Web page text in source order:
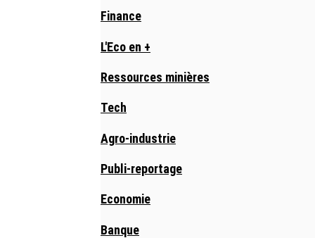
Finance
L'Eco en +
Ressources minières
Tech
Agro-industrie
Publi-reportage
Economie
Banque